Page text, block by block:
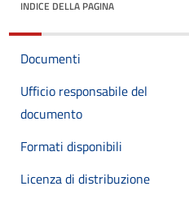
INDICE DELLA PAGINA
Documenti
Ufficio responsabile del
documento
Formati disponibili
Licenza di distribuzione